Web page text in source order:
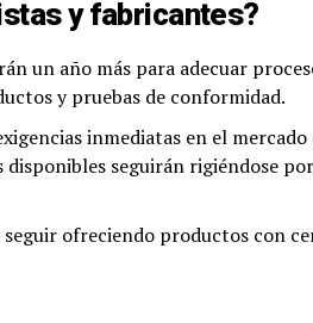
y fabricantes?
un año más para adecuar
y pruebas de conformidad.
inmediatas en el
seguirán rigiéndose
seguir ofreciendo productos con